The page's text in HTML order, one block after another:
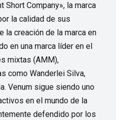
Short Company», la marca
la calidad de sus
creación de la marca en
en una marca líder en el
mixtas (AMM),
como Wanderlei Silva,
Venum sigue siendo uno
en el mundo de la
defendido por los